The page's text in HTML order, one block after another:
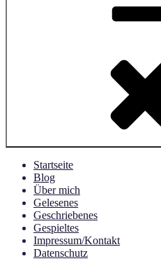
Startseite
Blog
Über mich
Gelesenes
Geschriebenes
Gespieltes
Impressum/Kontakt
Datenschutz